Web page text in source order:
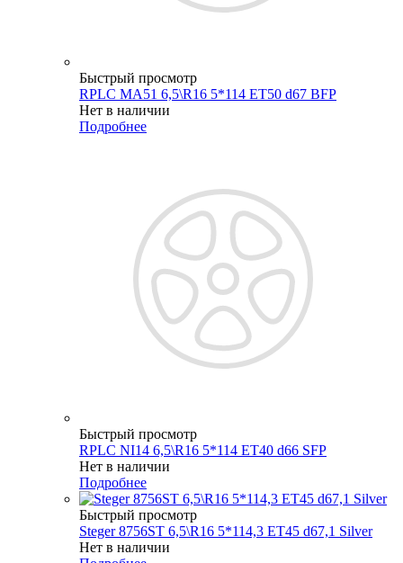
Быстрый просмотр
RPLC MA51 6,5\R16 5*114 ET50 d67 BFP
Нет в наличии
Подробнее
Быстрый просмотр
RPLC NI14 6,5\R16 5*114 ET40 d66 SFP
Нет в наличии
Подробнее
Быстрый просмотр
Steger 8756ST 6,5\R16 5*114,3 ET45 d67,1 Silver
Нет в наличии